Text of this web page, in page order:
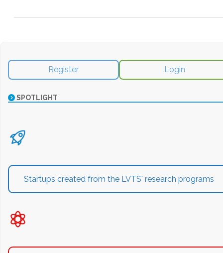
Register Login
SPOTLIGHT
Startups created from the LVTS' research programs